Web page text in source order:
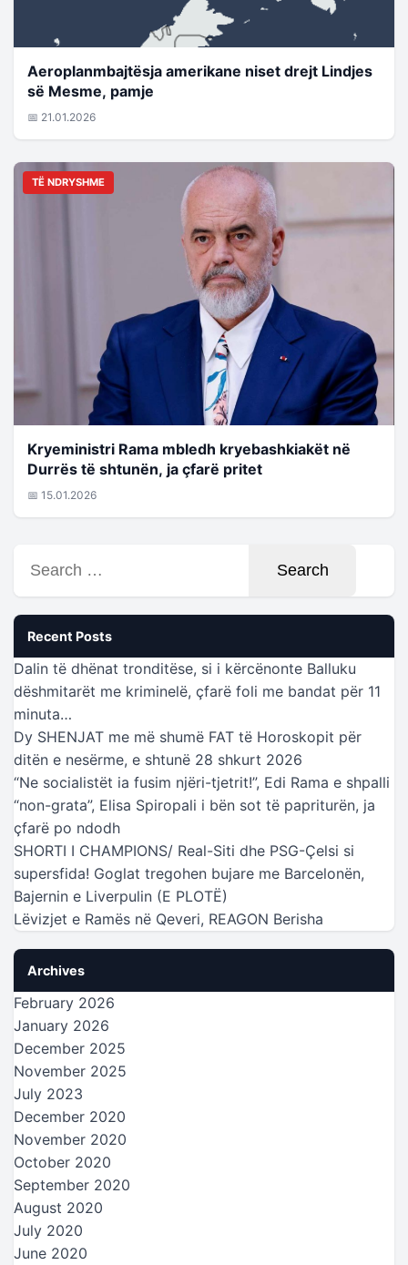
Aeroplanmbajtësja amerikane niset drejt Lindjes
së Mesme, pamje
📅 21.01.2026
TË NDRYSHME
Kryeministri Rama mbledh kryebashkiakët në
Durrës të shtunën, ja çfarë pritet
📅 15.01.2026
for:
Recent Posts
Dalin të dhënat tronditëse, si i kërcënonte Balluku
dëshmitarët me kriminelë, çfarë foli me bandat për 11
minuta…
Dy SHENJAT me më shumë FAT të Horoskopit për
ditën e nesërme, e shtunë 28 shkurt 2026
“Ne socialistët ia fusim njëri-tjetrit!”, Edi Rama e shpalli
“non-grata”, Elisa Spiropali i bën sot të papriturën, ja
çfarë po ndodh
SHORTI I CHAMPIONS/ Real-Siti dhe PSG-Çelsi si
supersfida! Goglat tregohen bujare me Barcelonën,
Bajernin e Liverpulin (E PLOTË)
Lëvizjet e Ramës në Qeveri, REAGON Berisha
Archives
February 2026
January 2026
December 2025
November 2025
July 2023
December 2020
November 2020
October 2020
September 2020
August 2020
July 2020
June 2020